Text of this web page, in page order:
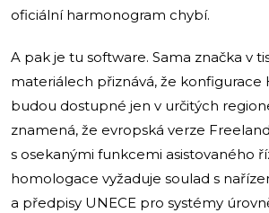
oficiální harmonogram chybí.
A pak je tu software. Sama značka v
materiálech přiznává, že konfigurace
budou dostupné jen v určitých
znamená, že evropská verze
s osekanými funkcemi asistovaného
homologace vyžaduje soulad s
a předpisy UNECE pro systémy